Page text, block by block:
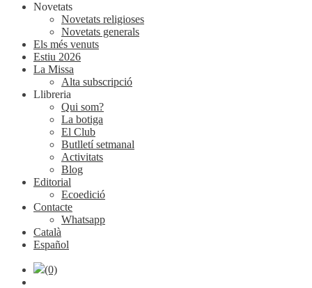
Novetats
Novetats religioses
Novetats generals
Els més venuts
Estiu 2026
La Missa
Alta subscripció
Llibreria
Qui som?
La botiga
El Club
Butlletí setmanal
Activitats
Blog
Editorial
Ecoedició
Contacte
Whatsapp
Català
Español
(0)